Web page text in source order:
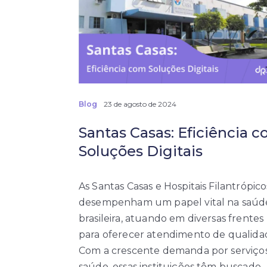
Blog 23 de agosto de 2024
Santas Casas: Eficiência
Soluções Digitais
As Santas Casas e Hospitais
desempenham um papel vital na
brasileira, atuando em diversas frentes
para oferecer atendimento de
Com a crescente demanda por